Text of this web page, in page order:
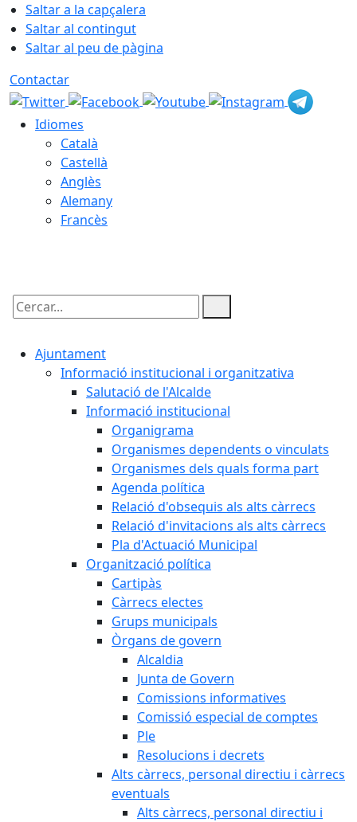
Saltar a la capçalera
Saltar al contingut
Saltar al peu de pàgina
Contactar
Idiomes
Català
Castellà
Anglès
Alemany
Francès
Cercar:
Ajuntament
Informació institucional i organitzativa
Salutació de l'Alcalde
Informació institucional
Organigrama
Organismes dependents o vinculats
Organismes dels quals forma part
Agenda política
Relació d'obsequis als alts càrrecs
Relació d'invitacions als alts càrrecs
Pla d'Actuació Municipal
Organització política
Cartipàs
Càrrecs electes
Grups municipals
Òrgans de govern
Alcaldia
Junta de Govern
Comissions informatives
Comissió especial de comptes
Ple
Resolucions i decrets
Alts càrrecs, personal directiu i càrrecs
eventuals
Alts càrrecs, personal directiu i